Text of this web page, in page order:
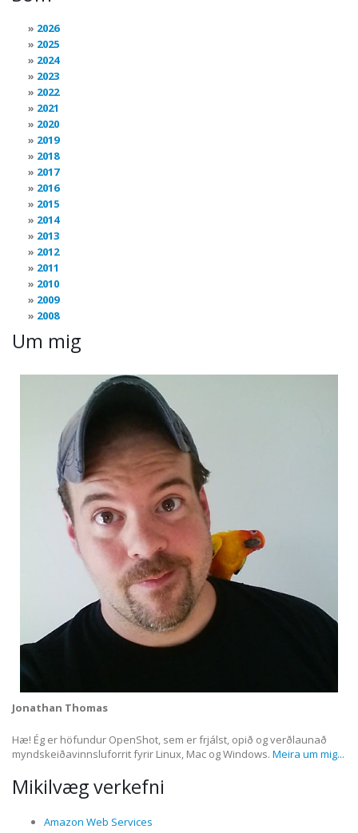
2026
2025
2024
2023
2022
2021
2020
2019
2018
2017
2016
2015
2014
2013
2012
2011
2010
2009
2008
Um mig
Jonathan Thomas
Hæ! Ég er höfundur OpenShot, sem er frjálst, opið og verðlaunað
myndskeiðavinnsluforrit fyrir Linux, Mac og Windows. Meira um mig...
Mikilvæg verkefni
Amazon Web Services